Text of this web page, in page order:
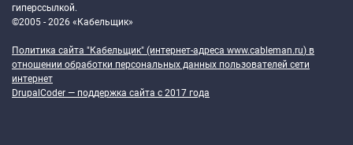
гиперссылкой.
©2005 - 2026 «Кабельщик»
Политика сайта "Кабельщик" (интернет-адреса www.cableman.ru) в
отношении обработки персональных данных пользователей сети
интернет
DrupalCoder — поддержка сайта c 2017 года